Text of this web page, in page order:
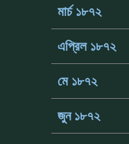
মার্চ ১৮৭২
এপ্রিল ১৮৭২
মে ১৮৭২
জুন ১৮৭২